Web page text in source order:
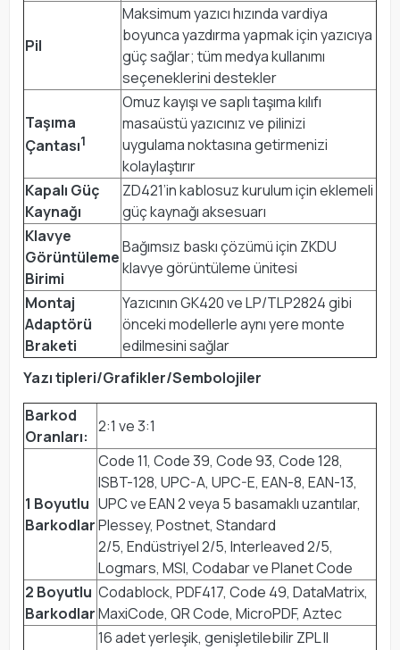
Pil
Maksimum yazıcı hızında vardiya
boyunca yazdırma yapmak için yazıcıya
güç sağlar; tüm medya kullanımı
seçeneklerini destekler
Taşıma
Çantası1
Omuz kayışı ve saplı taşıma kılıfı
masaüstü yazıcınız ve pilinizi
uygulama noktasına getirmenizi
kolaylaştırır
Kapalı Güç
Kaynağı
ZD421’in kablosuz kurulum için eklemeli
güç kaynağı aksesuarı
Klavye
Görüntüleme
Birimi
Bağımsız baskı çözümü için ZKDU
klavye görüntüleme ünitesi
Montaj
Adaptörü
Braketi
Yazıcının GK420 ve LP/TLP2824 gibi
önceki modellerle aynı yere monte
edilmesini sağlar
Yazı tipleri/Grafikler/Sembolojiler
Barkod
Oranları:
2:1 ve 3:1
1 Boyutlu
Barkodlar
Code 11, Code 39, Code 93, Code 128,
ISBT-128, UPC-A, UPC-E, EAN-8, EAN-13,
UPC ve EAN 2 veya 5 basamaklı uzantılar,
Plessey, Postnet, Standard
2/5, Endüstriyel 2/5, Interleaved 2/5,
Logmars, MSI, Codabar ve Planet Code
2 Boyutlu
Barkodlar
Codablock, PDF417, Code 49, DataMatrix,
MaxiCode, QR Code, MicroPDF, Aztec
16 adet yerleşik, genişletilebilir ZPL II